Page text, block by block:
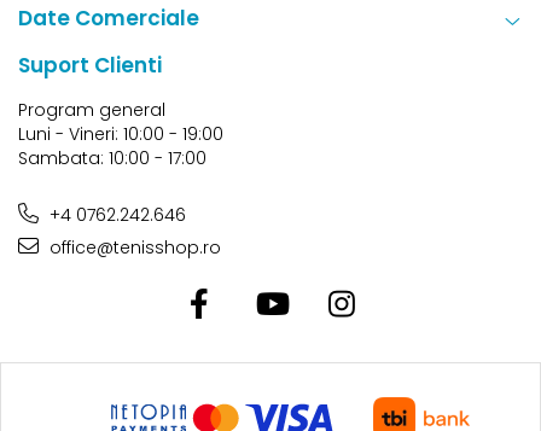
Date Comerciale
Suport Clienti
Program general
Luni - Vineri: 10:00 - 19:00
Sambata: 10:00 - 17:00
+4 0762.242.646
office@tenisshop.ro